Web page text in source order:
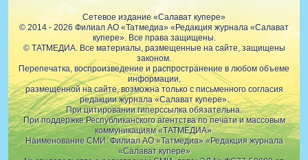
Сетевое издание «Салават купере»
© 2014 - 2026 Филиал АО «Татмедиа» «Редакция журнала «Салават
купере». Все права защищены.
© ТАТМЕДИА. Все материалы, размещенные на сайте, защищены
законом.
Перепечатка, воспроизведение и распространение в любом объеме
информации,
размещенной на сайте, возможна только с письменного согласия
редакции журнала «Салават купере».
При цитировании гиперссылка обязательна.
При поддержке Республиканского агентства по печати и массовым
коммуникациям «ТАТМЕДИА».
Наименование СМИ: Филиал АО «Татмедиа» «Редакция журнала
«Салават купере»